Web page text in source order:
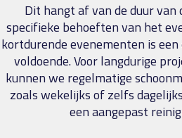
Dit hangt af van de duur van
specifieke behoeften van het
kortdurende evenementen is
voldoende. Voor langdurige
kunnen we regelmatige
zoals wekelijks of zelfs
een aangepast